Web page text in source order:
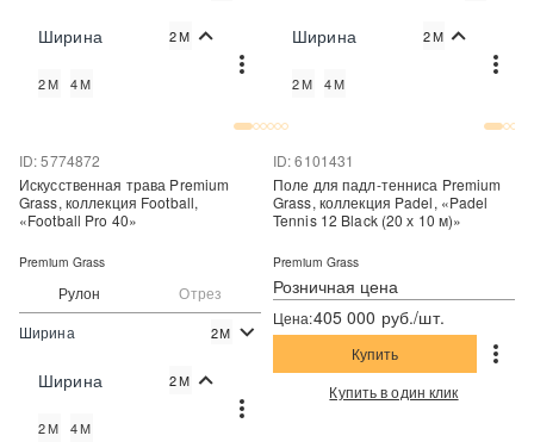
Цена:Ширина 2М
2М 4М
Цена:Ширина 2М
2М 4М
Рулон Отрез
ID: 5774872
Цена:
Искусственная трава Premium
Grass, коллекция Football,
«Football Pro 40»
Premium Grass
Ширина 2М
Ширина 2М
2М 4М
Розничная цена
ID: 6101431
Цена:405 000 руб./шт.
Поле для падл-тенниса Premium
Grass, коллекция Padel, «Padel
Tennis 12 Black (20 х 10 м)»
Premium Grass
Купить
Купить в один клик